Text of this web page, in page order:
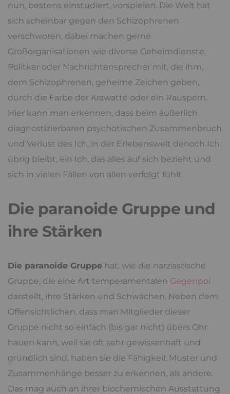
nun, bestens einstudiert, vorspielen. Die Welt hat
sich scheinbar gegen den Schizophrenen
verschworen, dabei machen gerne
Großorganisationen wie diverse Geheimdienste,
Politker oder Nachrichtensprecher mit, die ihm,
dem Schizophrenen, geheime Zeichen geben,
durch die Farbe der Krawatte oder ein Räuspern.
Hier kann man erkennen, dass beim äußerlich
diagnostizierbaren psychotischen Zusammenbruch
und Verlust des Ich, in der Erlebenswelt denoch Ich
übrig bleibt, ein Ich, das alles auf sich bezieht und
sich in vielen Fällen von allen verfolgt fühlt.
Die paranoide Gruppe und
ihre Stärken
Die paranoide Gruppe hat, wie die narzisstische
Gruppe, die eine Art temperamentalen Gegenpol
darstellt, ihre Stärken und Schwächen. Neben dem
Offensichtlichen, dass man Mitglieder dieser
Gruppe nicht so einfach (bis gar nicht) übers Ohr
hauen kann, weil sie oft sehr gewissenhaft und
gründlich sind, haben sie die Fähigkeit Muster und
Zusammenhänge besser zu erkennen, als andere.
Das mag auch an ihrer biochemischen Ausstattung